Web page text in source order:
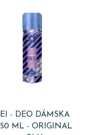
EI - DEO DÁMSKA
ML - ORIGINAL